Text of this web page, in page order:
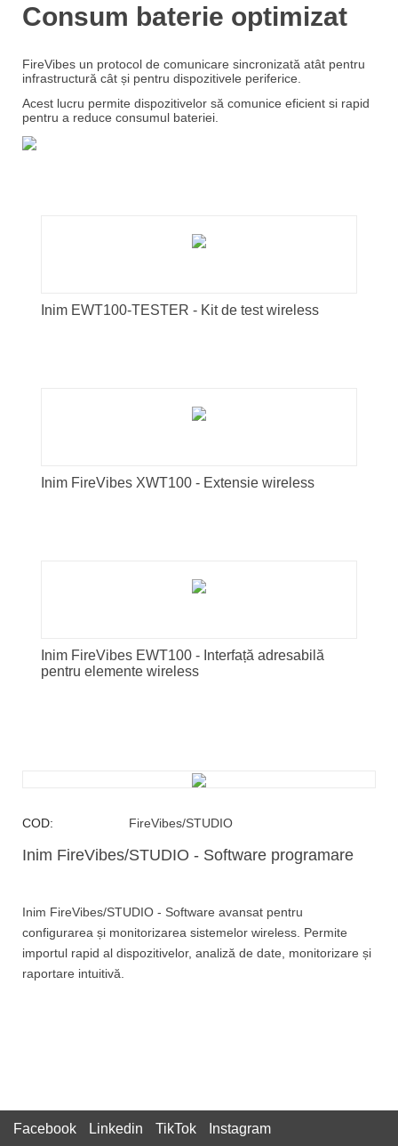
Consum baterie optimizat
FireVibes un protocol de comunicare sincronizată atât pentru
infrastructură cât și pentru dispozitivele periferice.
Acest lucru permite dispozitivelor să comunice eficient si rapid
pentru a reduce consumul bateriei.
Inim EWT100-TESTER - Kit de test wireless
Inim FireVibes XWT100 - Extensie wireless
Inim FireVibes EWT100 - Interfață adresabilă
pentru elemente wireless
COD: FireVibes/STUDIO
Inim FireVibes/STUDIO - Software programare
Inim FireVibes/STUDIO - Software avansat pentru
configurarea și monitorizarea sistemelor wireless. Permite
importul rapid al dispozitivelor, analiză de date, monitorizare și
raportare intuitivă.
Facebook Linkedin TikTok Instagram